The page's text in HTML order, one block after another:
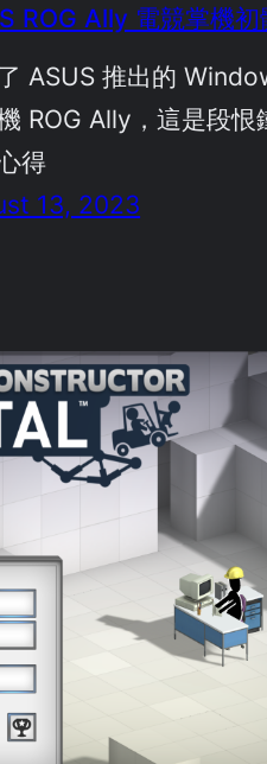
ROG Ally 電競掌機初
ASUS 推出的
ROG Ally，這是段恨
得
13, 2023